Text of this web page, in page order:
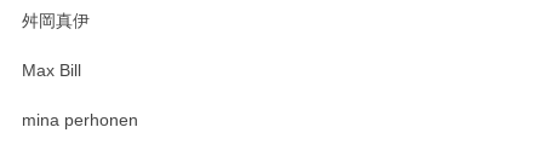
舛岡真伊
Max Bill
mina perhonen